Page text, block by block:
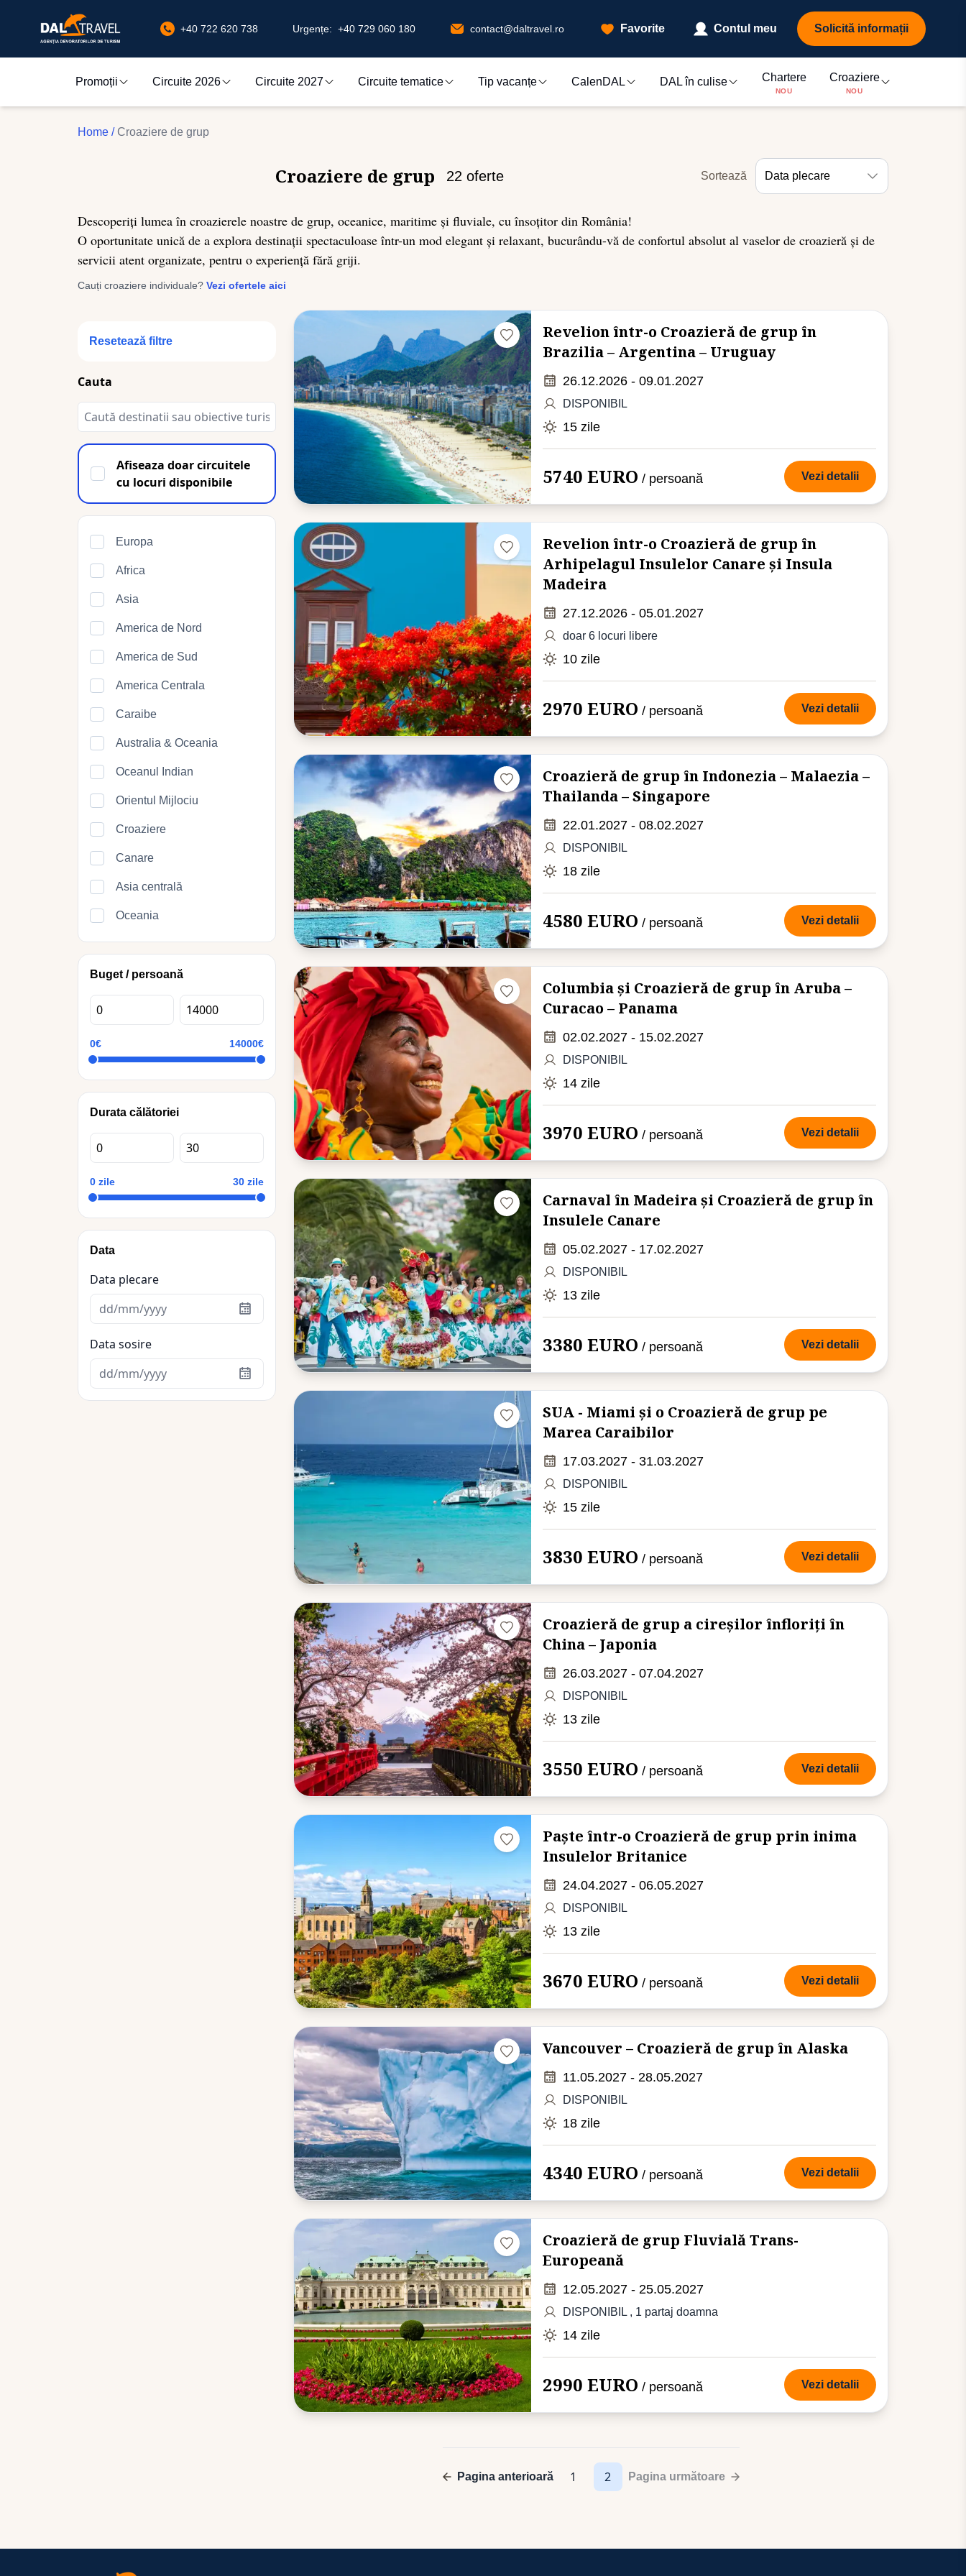
+40 722 620 738 Urgențe: +40 729 060 180 contact@daltravel.ro Favorite Contul meu Solicită informații
Promoții Circuite 2026 Circuite 2027 Circuite tematice Tip vacanțe CalenDAL DAL în culise Chartere
NOU
Croaziere
NOU
Home / Croaziere de grup
Croaziere de grup 22 oferte Sortează Data plecare
Descoperiți lumea în croazierele noastre de grup, oceanice, maritime și fluviale, cu însoțitor din România!
O oportunitate unică de a explora destinații spectaculoase într-un mod elegant și relaxant, bucurându-vă de confortul absolut al vaselor de croazieră și de
servicii atent organizate, pentru o experiență fără griji.
Cauți croaziere individuale? Vezi ofertele aici
Resetează filtre
Cauta
Afiseaza doar circuitele
cu locuri disponibile
Europa
Africa
Asia
America de Nord
America de Sud
America Centrala
Caraibe
Australia & Oceania
Oceanul Indian
Orientul Mijlociu
Croaziere
Canare
Asia centrală
Oceania
Buget / persoană
0€ 14000€
Durata călătoriei
0 zile 30 zile
Data
Data plecare
Data sosire
Revelion într-o Croazieră de grup în
Brazilia – Argentina – Uruguay
26.12.2026 - 09.01.2027
DISPONIBIL
15 zile
5740 EURO / persoană Vezi detalii
Revelion într-o Croazieră de grup în
Arhipelagul Insulelor Canare și Insula
Madeira
27.12.2026 - 05.01.2027
doar 6 locuri libere
10 zile
2970 EURO / persoană Vezi detalii
Croazieră de grup în Indonezia – Malaezia –
Thailanda – Singapore
22.01.2027 - 08.02.2027
DISPONIBIL
18 zile
4580 EURO / persoană Vezi detalii
Columbia și Croazieră de grup în Aruba –
Curacao – Panama
02.02.2027 - 15.02.2027
DISPONIBIL
14 zile
3970 EURO / persoană Vezi detalii
Carnaval în Madeira și Croazieră de grup în
Insulele Canare
05.02.2027 - 17.02.2027
DISPONIBIL
13 zile
3380 EURO / persoană Vezi detalii
SUA - Miami și o Croazieră de grup pe
Marea Caraibilor
17.03.2027 - 31.03.2027
DISPONIBIL
15 zile
3830 EURO / persoană Vezi detalii
Croazieră de grup a cireșilor înfloriți în
China – Japonia
26.03.2027 - 07.04.2027
DISPONIBIL
13 zile
3550 EURO / persoană Vezi detalii
Paște într-o Croazieră de grup prin inima
Insulelor Britanice
24.04.2027 - 06.05.2027
DISPONIBIL
13 zile
3670 EURO / persoană Vezi detalii
Vancouver – Croazieră de grup în Alaska
11.05.2027 - 28.05.2027
DISPONIBIL
18 zile
4340 EURO / persoană Vezi detalii
Croazieră de grup Fluvială Trans-
Europeană
12.05.2027 - 25.05.2027
DISPONIBIL , 1 partaj doamna
14 zile
2990 EURO / persoană Vezi detalii
Pagina anterioară 1 2 Pagina următoare